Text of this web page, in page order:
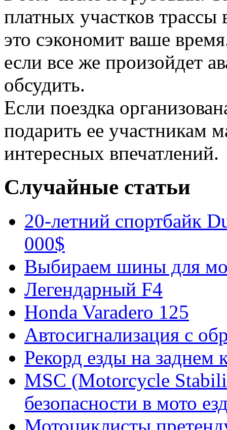
платных участков трассы
это сэкономит ваше
если все же произойдет
обсудить.
Если поездка
подарить ее участникам
интересных впечатлений.
Случайные статьи
20-летний спортбайк
000$
Выбираем шины для
Легендарный F4
Honda Varadero 125
Автосигнализация с
Рекорд езды на заднем
MSC (Motorcycle
безопасности в мото
Мотоциклисты